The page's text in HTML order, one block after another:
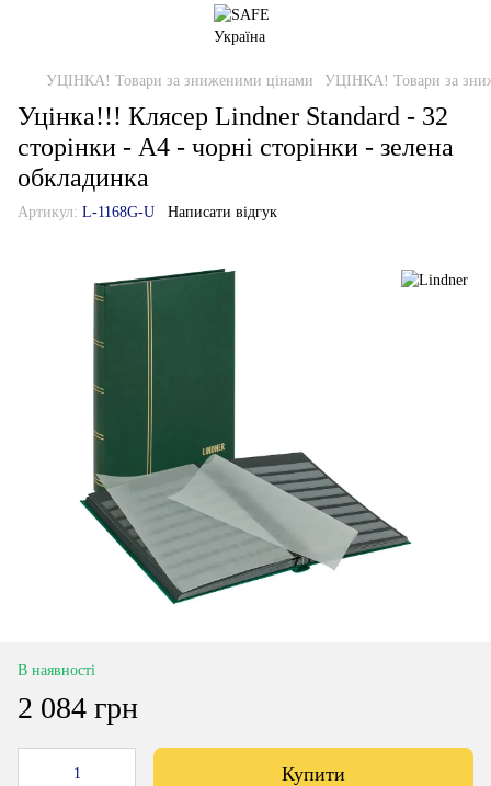
УЦІНКА! Товари за зниженими цінами УЦІНКА! Товари за
Уцінка!!! Клясер Lindner Standard - 32
сторінки - А4 - чорні сторінки - зелена
обкладинка
Артикул: L-1168G-U Написати відгук
В наявності
2 084 грн
Купити